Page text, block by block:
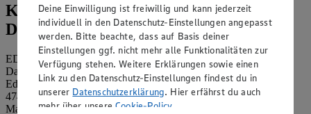
Kontaktdaten des betrieblichen
Datenschutzbeauftragten:
EDEKA Nordwest Stiftung & Co. KG
Datenschutzbeauftragter
Edekaplatz 1
47445 Moers
Mail:
nw_datenschutz@edeka.de
Deine Einwilligung ist freiwillig und kann jederzeit
individuell in den Datenschutz-Einstellungen angepasst
werden. Bitte beachte, dass auf Basis deiner
Einstellungen ggf. nicht mehr alle Funktionalitäten zur
Verfügung stehen. Weitere Erklärungen sowie einen
Link zu den Datenschutz-Einstellungen findest du in
unserer Datenschutzerklärung. Hier erfährst du auch
mehr über unsereCookie-Policy.